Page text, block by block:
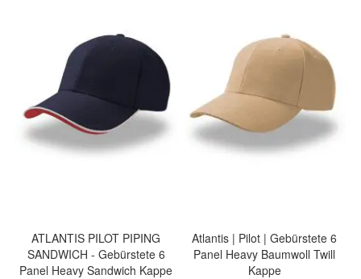
ATLANTIS PILOT PIPING
SANDWICH - Gebürstete 6
Panel Heavy Sandwich Kappe
Atlantis | Pilot | Gebürstete 6
Panel Heavy Baumwoll Twill
Kappe